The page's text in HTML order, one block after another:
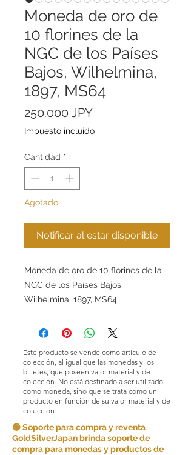
Moneda de oro de
10 florines de la
NGC de los Países
Bajos, Wilhelmina,
1897, MS64
250.000 JPYPrecio
Impuesto incluido
Cantidad *
Agotado
Notificar al estar disponible
Moneda de oro de 10 florines de la
NGC de los Países Bajos,
Wilhelmina, 1897, MS64
Este producto se vende como artículo de
colección, al igual que las monedas y los
billetes, que poseen valor material y de
colección. No está destinado a ser utilizado
como moneda, sino que se trata como un
producto en función de su valor material y de
colección.
🟢 Soporte para compra y reventa
GoldSilverJapan brinda soporte de
compra para monedas y productos de